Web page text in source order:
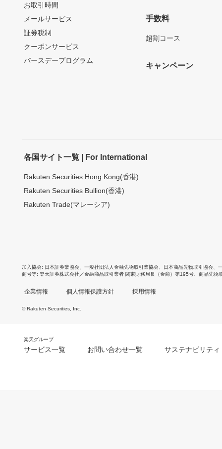
お取引時間
メールサービス
証券税制
クーポンサービス
バースデープログラム
手数料
超割コース
キャンペーン
各国サイト一覧 | For International
Rakuten Securities Hong Kong(香港)
Rakuten Securities Bullion(香港)
Rakuten Trade(マレーシア)
加入協会 日本証券業協会 一般社団法人金融先物取引業協会 日本商品先物取引協会
商号等 楽天証券株式会社／金融商品取引業者 関東財務局長（金商）第195号、商品先物
企業情報 個人情報保護方針 採用情報
© Rakuten Securities, Inc.
楽天グループ
サービス一覧 お問い合わせ一覧 サステナビリティ